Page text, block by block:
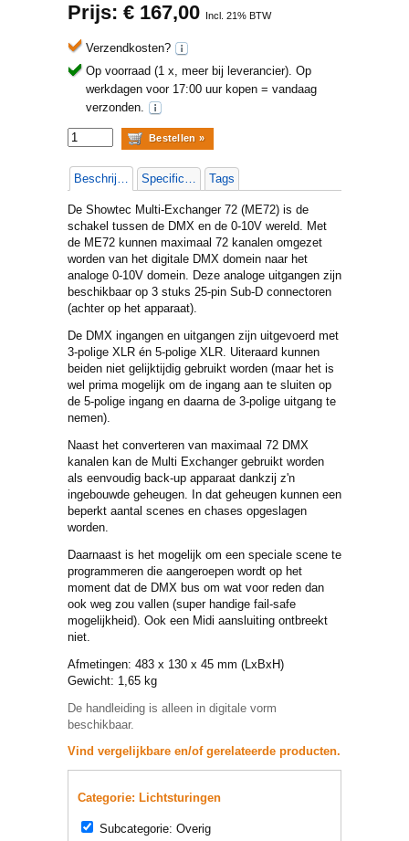
Prijs: € 167,00 Incl. 21% BTW
Verzendkosten?
Op voorraad (1 x, meer bij leverancier). Op
werkdagen voor 17:00 uur kopen = vandaag
verzonden.
Beschrijving Specificaties Tags
De Showtec Multi-Exchanger 72 (ME72) is de
schakel tussen de DMX en de 0-10V wereld. Met
de ME72 kunnen maximaal 72 kanalen omgezet
worden van het digitale DMX domein naar het
analoge 0-10V domein. Deze analoge uitgangen zijn
beschikbaar op 3 stuks 25-pin Sub-D connectoren
(achter op het apparaat).
De DMX ingangen en uitgangen zijn uitgevoerd met
3-polige XLR én 5-polige XLR. Uiteraard kunnen
beiden niet gelijktijdig gebruikt worden (maar het is
wel prima mogelijk om de ingang aan te sluiten op
de 5-polige ingang en daarna de 3-polige uitgang te
nemen).
Naast het converteren van maximaal 72 DMX
kanalen kan de Multi Exchanger gebruikt worden
als eenvoudig back-up apparaat dankzij z'n
ingebouwde geheugen. In dat geheugen kunnen een
beperkt aantal scenes en chases opgeslagen
worden.
Daarnaast is het mogelijk om een speciale scene te
programmeren die aangeroepen wordt op het
moment dat de DMX bus om wat voor reden dan
ook weg zou vallen (super handige fail-safe
mogelijkheid). Ook een Midi aansluiting ontbreekt
niet.
Afmetingen: 483 x 130 x 45 mm (LxBxH)
Gewicht: 1,65 kg
De handleiding is alleen in digitale vorm
beschikbaar.
Vind vergelijkbare en/of gerelateerde producten.
Categorie: Lichtsturingen
Subcategorie: Overig